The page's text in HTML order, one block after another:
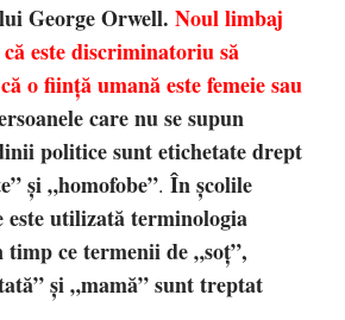
George Orwell. Noul limbaj
este discriminatoriu să
o ființă umană este femeie sau
care nu se supun
politice sunt etichetate drept
și „homofobe”. În școlile
este utilizată terminologia
timp ce termenii de „soț”,
și „mamă” sunt treptat